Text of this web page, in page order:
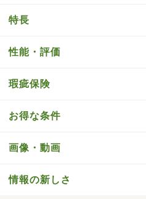
特長
性能・評価
瑕疵保険
お得な条件
画像・動画
情報の新しさ